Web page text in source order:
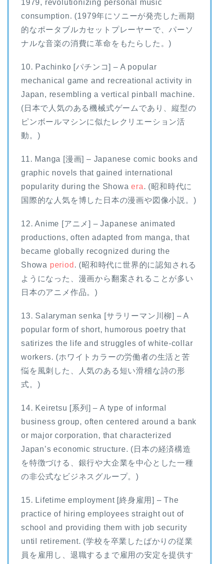
1979, revolutionizing personal music
consumption. (1979年にソニーが発売した画期
的なポータブルカセットプレーヤーで、パーソ
ナルな音楽の消費に革命をもたらした。)
10. Pachinko [パチンコ] – A popular
mechanical game and recreational activity in
Japan, resembling a vertical pinball machine.
(日本で人気のある機械式ゲームであり、縦型の
ピンボールマシンに似たレクリエーション活
動。)
11. Manga [漫画] – Japanese comic books and
graphic novels that gained international
popularity during the Showaera. (昭和時代に
国際的な人気を博した日本の漫画や図像小説。)
12. Anime [アニメ] – Japanese animated
productions, often adapted from manga, that
became globally recognized during the
Showa period . (昭和時代に世界的に認知される
ようになった、漫画から翻案されることが多い
日本のアニメ作品。)
13. Salaryman senka [サラリーマン川柳] – A
popular form of short, humorous poetry that
satirizes the life and struggles of white-collar
workers. (ホワイトカラーの労働者の生活と苦
悩を風刺した、人気のある短い滑稽な詩の形
式。)
14. Keiretsu [系列] – A type of informal
business group, often centered around a bank
or major corporation, that characterized
Japan’s economic structure. (日本の経済構造
を特徴づける、銀行や大企業を中心とした一種
の非公式なビジネスグループ。)
15. Lifetime employment [終身雇用] – The
practice of hiring employees straight out of
school and providing them with job security
until retirement. (学校を卒業したばかりの従業
員を雇用し、退職するまで雇用の安定を提供す